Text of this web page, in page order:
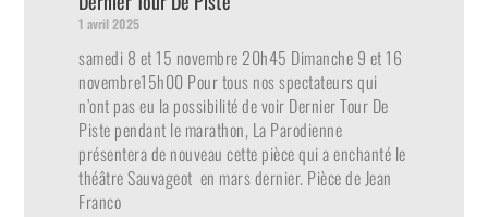
1 avril 2025
samedi 8 et 15 novembre 20h45 Dimanche 9 et 16
novembre15h00 Pour tous nos spectateurs qui
n’ont pas eu la possibilité de voir Dernier Tour De
Piste pendant le marathon, La Parodienne
présentera de nouveau cette pièce qui a enchanté le
théâtre Sauvageot en mars dernier. Pièce de Jean
Franco